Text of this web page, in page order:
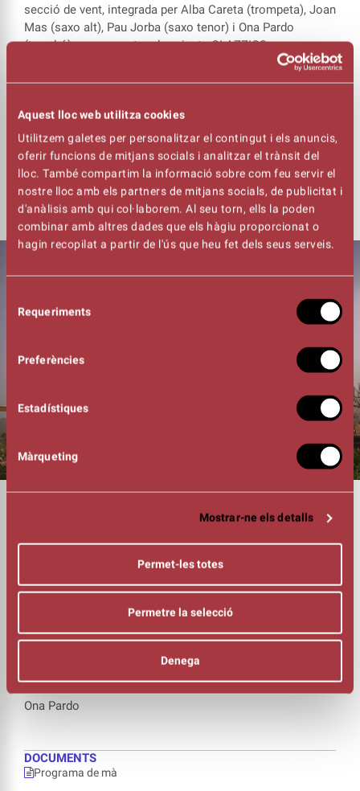
Aquest lloc web utilitza cookies
Utilitzem galetes per personalitzar el contingut i els anuncis,
oferir funcions de mitjans socials i analitzar el trànsit del
lloc. També compartim la informació sobre com feu servir el
nostre lloc amb els partners de mitjans socials, de publicitat i
d'anàlisis amb qui col·laborem. Al seu torn, ells la poden
combinar amb altres dades que els hàgiu proporcionat o
hagin recopilat a partir de l'ús que heu fet dels seus serveis.
Requeriments
Preferències
Estadístiques
Màrqueting
Mostrar-ne els detalls
Permet-les totes
Permetre la selecció
Denega
secció de vent, integrada per Alba Careta (trompeta), Joan
Mas (saxo alt), Pau Jorba (saxo tenor) i Ona Pardo
(trombó), per presentar el projecte CLAZZICS+
Un concert amb obres de Bizet, Mozart, Beethoven o
Puccini adaptades al S.XXI
Consulta les mesures de seguretat i prevenció de la
COVID-19AQUÍ
Ferran Leal
Adrià Mas
Nil Moreno
Ona Pardo
DOCUMENTS
Programa de mà